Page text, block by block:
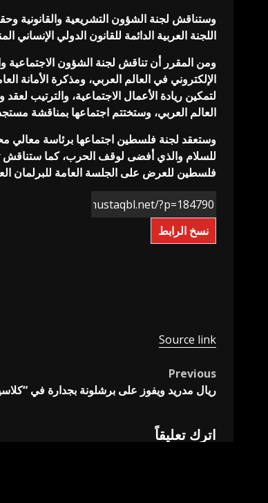
وستناقش لجنة الشؤون التشريعية والقانونية
اللجنة العربية الدائمة للقانون الدولي الإنساني
ومن المقرر أن تناقش لجنة الشؤون الاجتماعية
الإلكتروني في العالم العربي، ومذكرة الأمانة
لتمكين ريادة الأعمال الاجتماعية، والترتيب
العالم العربي، وستختتم اجتماعها بمناقشة
وستعقد لجنة فلسطين اجتماعها برئاسة معالي
للسلام والذي أفضى لوقف الحرب، كما ستناقش
فلسطين للعرض على الجلسة العامة للبرلمان العربي بتاريخ 30
نسخ الرابط
Source link
Post
navigation
Previous
ريال مدريد ويفوز على برشلونة بجدارة في
اترك تعليقاً